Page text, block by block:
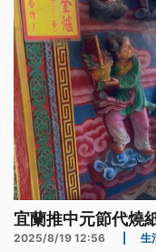
宜蘭推中元節代燒
2025/8/19 12:56 生